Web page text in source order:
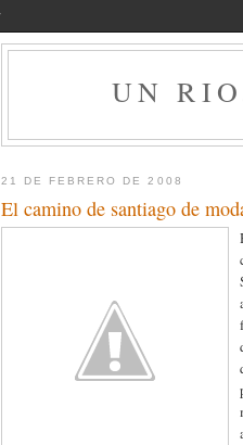
UN
21 DE FEBRERO DE 2008
El camino de santiago de